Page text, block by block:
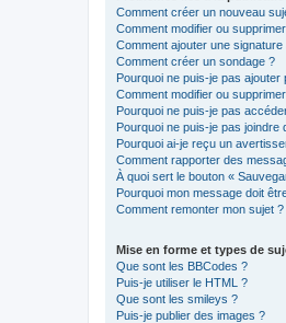
Comment créer un nouveau
Comment modifier ou
Comment ajouter une
Comment créer un sondage ?
Pourquoi ne puis-je pas ajouter
Comment modifier ou
Pourquoi ne puis-je pas
Pourquoi ne puis-je pas
Pourquoi ai-je reçu un
Comment rapporter des
À quoi sert le bouton «
Pourquoi mon message doit
Comment remonter mon sujet ?
Mise en forme et types de
Que sont les BBCodes ?
Puis-je utiliser le HTML ?
Que sont les smileys ?
Puis-je publier des images ?